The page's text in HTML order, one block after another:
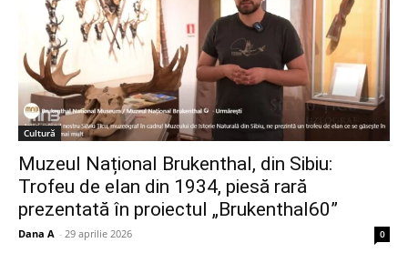
Cultură
Muzeul Național Brukenthal, din Sibiu:
Trofeu de elan din 1934, piesă rară
prezentată în proiectul „Brukenthal60”
Dana A - 29 aprilie 2026 0